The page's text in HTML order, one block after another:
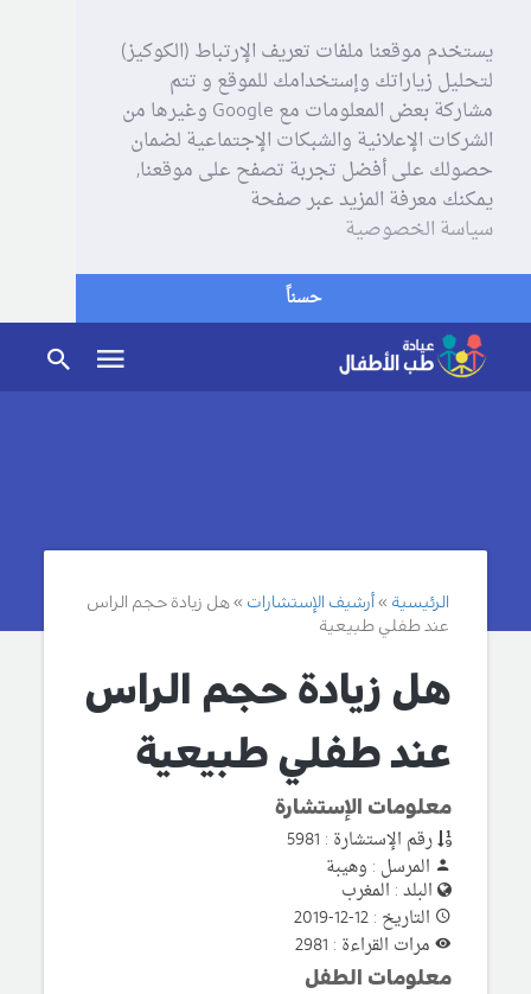
يستخدم موقعنا ملفات تعريف الإرتباط (الكوكيز)
لتحليل زياراتك وإستخدامك للموقع و تتم
مشاركة بعض المعلومات مع Google وغيرها من
الشركات الإعلانية والشبكات الإجتماعية لضمان
حصولك على أفضل تجربة تصفح على موقعنا,
يمكنك معرفة المزيد عبر صفحة
سياسة الخصوصية
حسناً
الرئيسية أرشيف الإستشارات
هل زيادة حجم الراس
عند طفلي طبيعية
هل زيادة حجم الراس
عند طفلي طبيعية
معلومات الإستشارة
رقم الإستشارة : 5981
المرسل : وهيبة
البلد : المغرب
التاريخ : 12-12-2019
مرات القراءة : 2981
معلومات الطفل